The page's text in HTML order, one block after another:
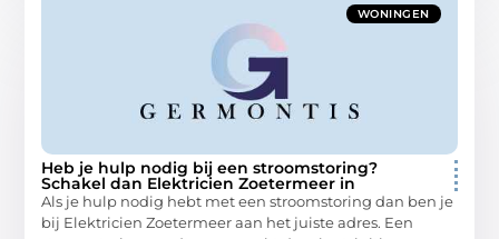
WONINGEN
Heb je hulp nodig bij een stroomstoring?
Schakel dan Elektricien Zoetermeer in
Als je hulp nodig hebt met een stroomstoring dan ben je
bij Elektricien Zoetermeer aan het juiste adres. Een